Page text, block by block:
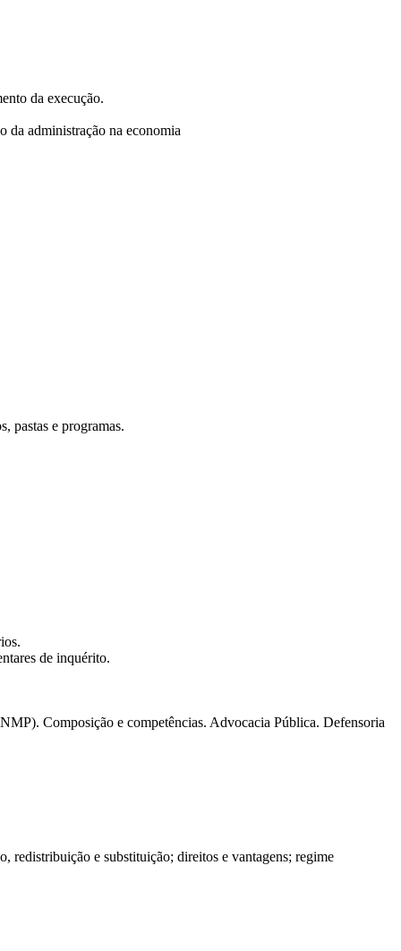
da execução.
da administração na economia
pastas e programas.
de inquérito.
Composição e competências. Advocacia Pública. Defensoria
redistribuição e substituição; direitos e vantagens; regime